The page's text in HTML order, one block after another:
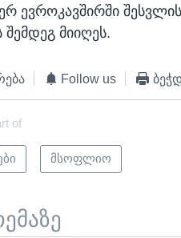
ევროკავშირში
შემდეგ მიიღეს.
Follow us
of
მსოფლიო